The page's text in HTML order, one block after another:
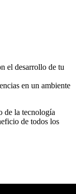
el desarrollo de tu
en un ambiente
de la tecnología
de todos los